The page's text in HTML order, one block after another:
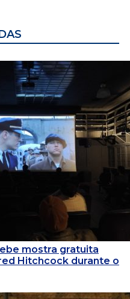
mostra gratuita
Hitchcock durante o